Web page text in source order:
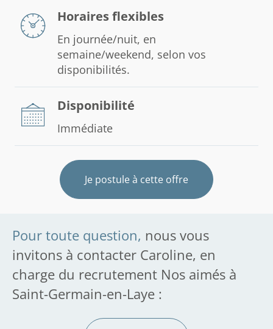
Horaires flexibles
En journée/nuit, en
semaine/weekend, selon vos
disponibilités.
Disponibilité
Immédiate
Je postule à cette offre
Pour toute question, nous vous
invitons à contacter Caroline, en
charge du recrutement Nos aimés à
Saint-Germain-en-Laye :